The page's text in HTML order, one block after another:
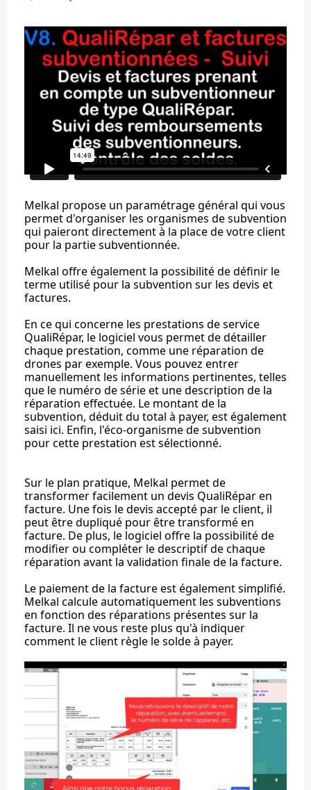
Melkal propose un paramétrage général qui vous
permet d'organiser les organismes de subvention
qui paieront directement à la place de votre client
pour la partie subventionnée.
Melkal offre également la possibilité de définir le
terme utilisé pour la subvention sur les devis et
factures.
En ce qui concerne les prestations de service
QualiRépar, le logiciel vous permet de détailler
chaque prestation, comme une réparation de
drones par exemple. Vous pouvez entrer
manuellement les informations pertinentes, telles
que le numéro de série et une description de la
réparation effectuée. Le montant de la
subvention, déduit du total à payer, est également
saisi ici. Enfin, l'éco-organisme de subvention
pour cette prestation est sélectionné.
Sur le plan pratique, Melkal permet de
transformer facilement un devis QualiRépar en
facture. Une fois le devis accepté par le client, il
peut être dupliqué pour être transformé en
facture. De plus, le logiciel offre la possibilité de
modifier ou compléter le descriptif de chaque
réparation avant la validation finale de la facture.
Le paiement de la facture est également simplifié.
Melkal calcule automatiquement les subventions
en fonction des réparations présentes sur la
facture. Il ne vous reste plus qu'à indiquer
comment le client règle le solde à payer.